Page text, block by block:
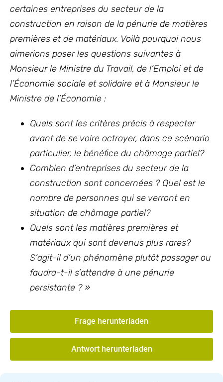
certaines entreprises du secteur de la
construction en raison de la pénurie de matières
premières et de matériaux. Voilà pourquoi nous
aimerions poser les questions suivantes à
Monsieur le Ministre du Travail, de l’Emploi et de
l’Économie sociale et solidaire et à Monsieur le
Ministre de l’Économie :
Quels sont les critères précis à respecter
avant de se voire octroyer, dans ce scénario
particulier, le bénéfice du chômage partiel?
Combien d’entreprises du secteur de la
construction sont concernées ? Quel est le
nombre de personnes qui se verront en
situation de chômage partiel?
Quels sont les matières premières et
matériaux qui sont devenus plus rares?
S’agit-il d’un phénomène plutôt passager ou
faudra-t-il s’attendre à une pénurie
persistante ? »
Frage herunterladen
Antwort herunterladen